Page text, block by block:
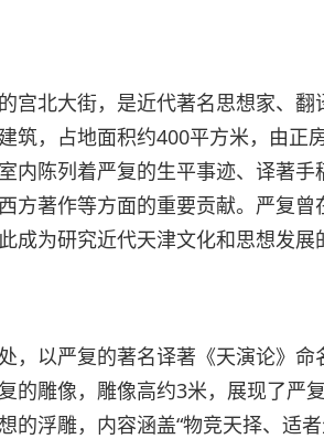
宫北大街，是近代著名思想家、翻
筑，占地面积约400平方米，由正
内陈列着严复的生平事迹、译著
方著作等方面的重要贡献。严复曾
成为研究近代天津文化和思想发展
，以严复的著名译著《天演论》
的雕像，雕像高约3米，展现了严
的浮雕，内容涵盖“物竞天择、适